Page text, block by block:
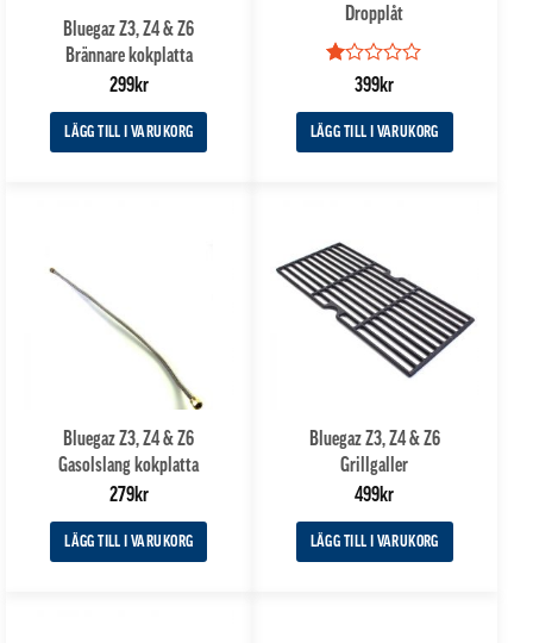
Bluegaz Z3, Z4 & Z6
Brännare kokplatta
299kr
LÄGG TILL I VARUKORG
Dropplåt
Betygsatt
av
5
399kr
LÄGG TILL I VARUKORG
Bluegaz Z3, Z4 & Z6
Gasolslang kokplatta
279kr
LÄGG TILL I VARUKORG
Bluegaz Z3, Z4 & Z6
Grillgaller
499kr
LÄGG TILL I VARUKORG